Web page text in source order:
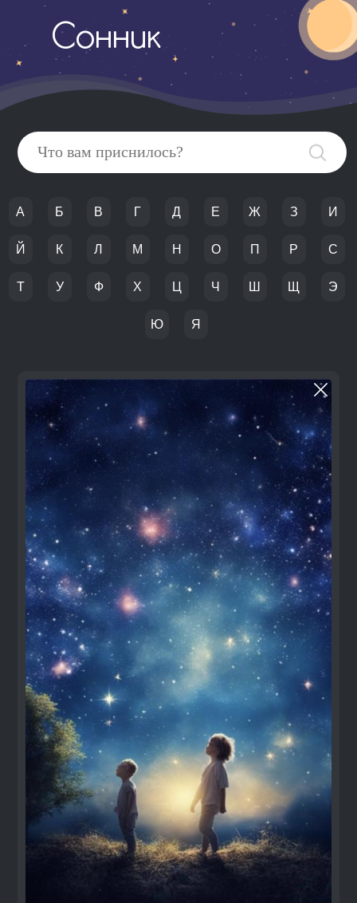
Сонник
А Б В Г Д Е Ж З И
Й К Л М Н О П Р С
Т У Ф Х Ц Ч Ш Щ Э
Ю Я